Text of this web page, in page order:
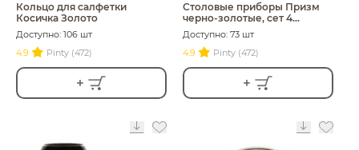
Кольцо для салфетки
Косичка Золото
Доступно: 106 шт
4.9
Pinty (472)
Столовые приборы Призм
черно-золотые, сет 4
предмета
Доступно: 73 шт
4.9
Pinty (472)